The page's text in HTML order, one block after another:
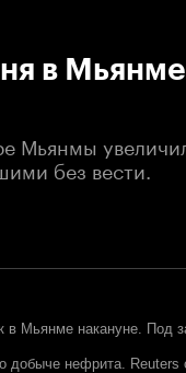
в
Мьянмы
без вести.
в Мьянме накануне. Под
добыче нефрита. Reuters